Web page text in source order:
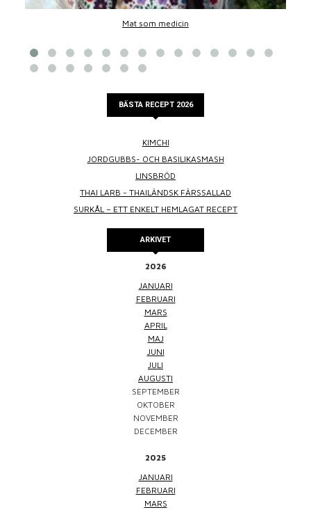
Mat som medicin
BÄSTA RECEPT 2026
KIMCHI
JORDGUBBS- OCH BASILIKASMASH
LINSBRÖD
THAI LARB - THAILÄNDSK FÄRSSALLAD
SURKÅL – ETT ENKELT HEMLAGAT RECEPT
ARKIVET
2026
JANUARI
FEBRUARI
MARS
APRIL
MAJ
JUNI
JULI
AUGUSTI
SEPTEMBER
OKTOBER
NOVEMBER
DECEMBER
2025
JANUARI
FEBRUARI
MARS